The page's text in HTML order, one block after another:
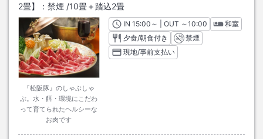
2畳】：禁煙 /10畳＋踏込2畳
『松阪豚』のしゃぶしゃ
ぶ。水・餌・環境にこだわ
って育てられたヘルシーな
お肉です
INチェックイン
15:00 ～ | OUT チェックアウト
～10:00
和室
夕食/朝食付き
禁煙
現地/事前支払い